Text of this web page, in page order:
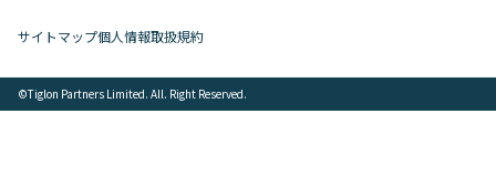
サイトマップ個人情報取扱規約
©︎Tiglon Partners Limited. All. Right Reserved.